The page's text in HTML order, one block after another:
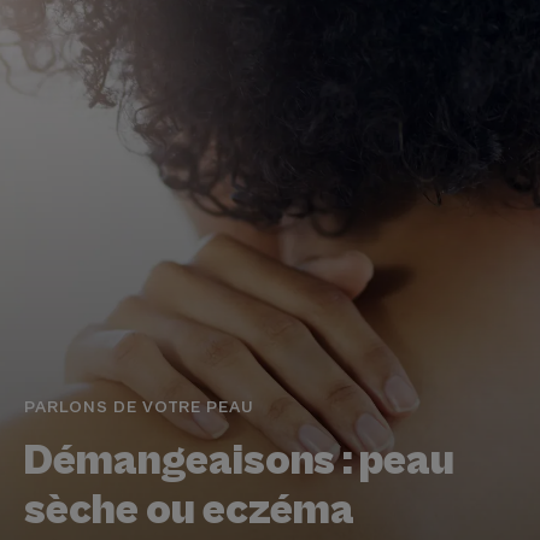
PARLONS DE VOTRE PEAU
Démangeaisons : peau
sèche ou eczéma